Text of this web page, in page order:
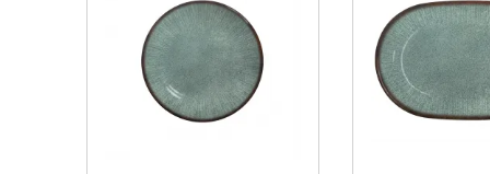
Pesquisar
Cookies Não Necessários
Ativado
Quaisquer cookies que